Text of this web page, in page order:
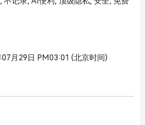
07月29日 PM03:01 (北京时间)